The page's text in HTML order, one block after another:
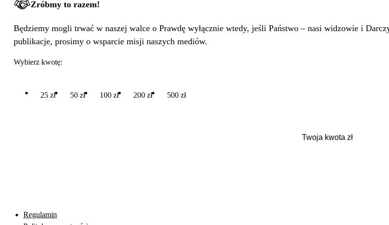
Zróbmy to razem!
Będziemy mogli trwać w naszej walce o Prawdę wyłącznie wtedy, jeśli Państwo – nasi widzowie i
publikacje, prosimy o wsparcie misji naszych mediów.
Wybierz kwotę:
25 zł 50 zł 100 zł 200 zł 500 zł
Regulamin